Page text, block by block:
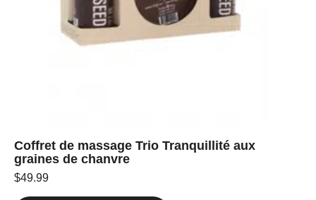
Coffret de massage Trio Tranquillité aux
graines de chanvre
$49.99